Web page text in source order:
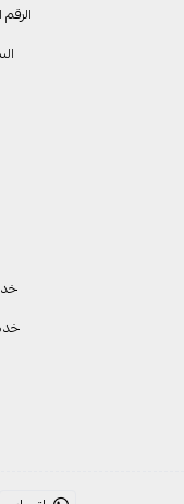
الرقم
خدمة